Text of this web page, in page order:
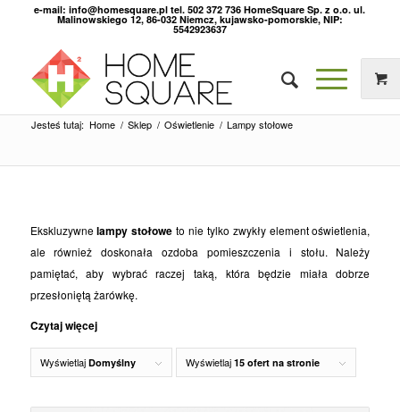
e-mail: info@homesquare.pl tel. 502 372 736 HomeSquare Sp. z o.o. ul.
Malinowskiego 12, 86-032 Niemcz, kujawsko-pomorskie, NIP:
5542923637
Jesteś tutaj: Home / Sklep / Oświetlenie / Lampy stołowe
Ekskluzywnelampy stołowe to nie tylko zwykły element oświetlenia,
ale również doskonała ozdoba pomieszczenia i stołu. Należy
pamiętać, aby wybrać raczej taką, która będzie miała dobrze
przesłoniętą żarówkę.
Czytaj więcej
Wyświetlaj Domyślny Wyświetlaj 15 ofert na stronie